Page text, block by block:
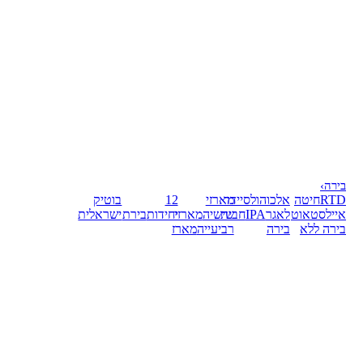
בירה›
RTDחיטה
איילסטאוט
בירה ללא
אלכוהולסיידר
לאגרIPAחבית
בירה
מארזי
שישיהמארזי
רביעייהמארז
12
יחידותבירת
בוטיק
ישראלית